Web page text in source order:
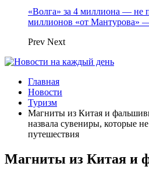
«Волга» за 4 миллиона — не
миллионов «от Мантурова»
Prev Next
Главная
Новости
Туризм
Магниты из Китая и
назвала сувениры, которые
путешествия
Магниты из Китая и